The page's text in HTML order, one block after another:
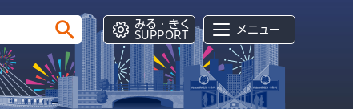
みる・きく
SUPPORT
メニュー